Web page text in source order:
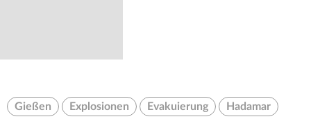
Gießen Explosionen Evakuierung Hadamar